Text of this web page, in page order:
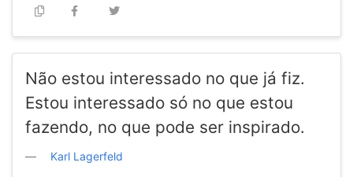
Não estou interessado no que já fiz.
Estou interessado só no que estou
fazendo, no que pode ser inspirado.
Karl Lagerfeld